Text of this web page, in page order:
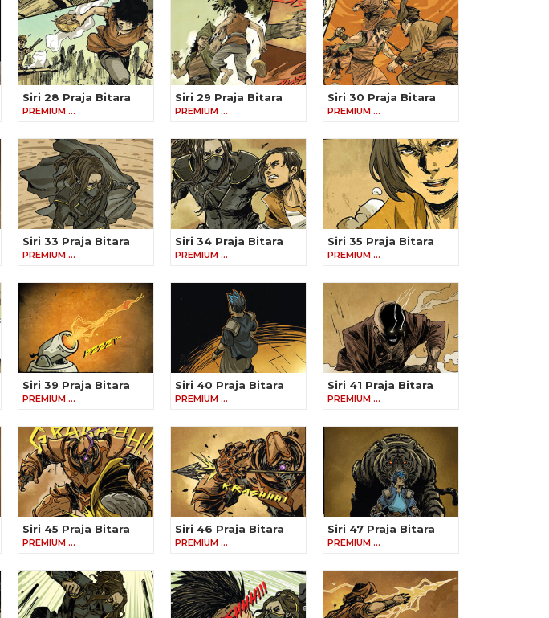
Siri 28 Praja Bitara
PREMIUM …
Siri 29 Praja Bitara
PREMIUM …
Siri 30 Praja Bitara
PREMIUM …
Siri 33 Praja Bitara
PREMIUM …
Siri 34 Praja Bitara
PREMIUM …
Siri 35 Praja Bitara
PREMIUM …
Siri 39 Praja Bitara
PREMIUM …
Siri 40 Praja Bitara
PREMIUM …
Siri 41 Praja Bitara
PREMIUM …
Siri 45 Praja Bitara
PREMIUM …
Siri 46 Praja Bitara
PREMIUM …
Siri 47 Praja Bitara
PREMIUM …